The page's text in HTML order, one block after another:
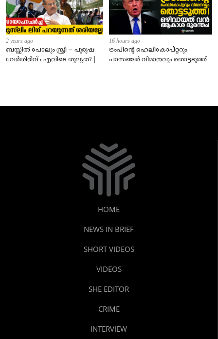
2 years ago
ബസ്സിൽ പോലും സ്ത്രീ – പുരുഷ
വേർതിരിവ് ; എവിടെ തുല്യത? |
16 hours ago
ട്രംപിന്റെ ഹെലികോപ്റ്ററും
പാസഞ്ചര്‍ വിമാനവും തൊട്ടടുത്ത്
HOME
NEWS IN BRIEF
SHORT VIDEOS
VIDEOS
SHE EDITOR
CRIME
INTERVIEW